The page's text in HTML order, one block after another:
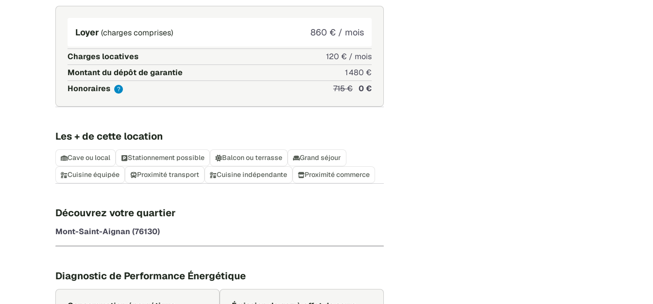
Loyer (charges comprises) 860 € / mois
Charges locatives
120 € / mois
Montant du dépôt de garantie
1 480 €
Honoraires
? 715 € 0 €
Les + de cette location
Cave ou local Stationnement possible Balcon ou terrasse
Grand séjour
Cuisine équipée
Proximité transport Cuisine indépendante Proximité commerce
Découvrez votre quartier
Mont-Saint-Aignan (76130)
Diagnostic de Performance Énergétique